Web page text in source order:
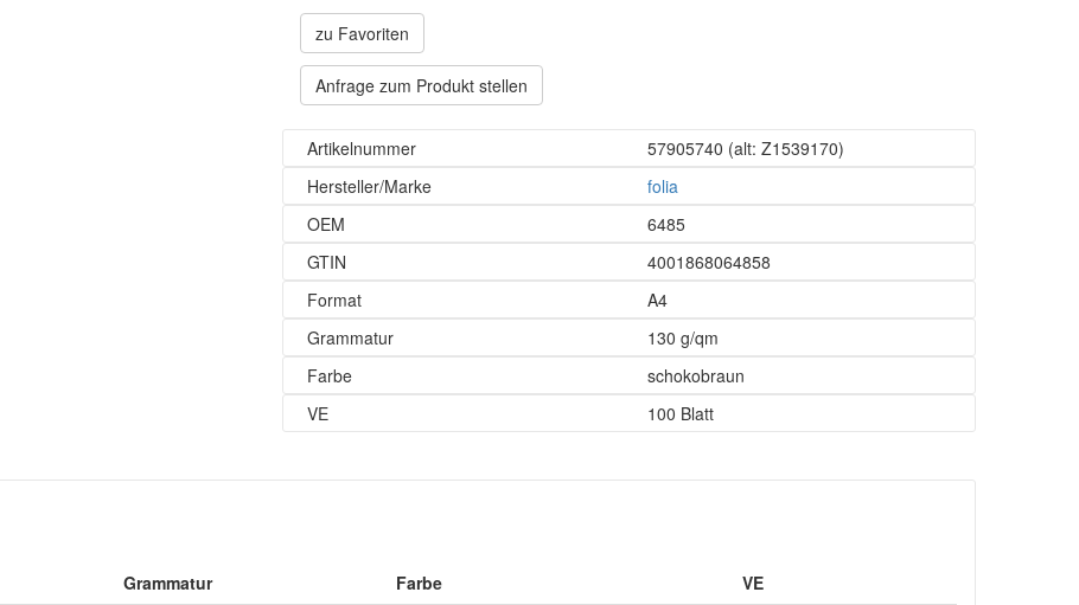
zu Favoriten
Anfrage zum Produkt stellen
Artikelnummer 57905740 (alt: Z1539170)
Hersteller/Marke
folia
OEM
6485
GTIN
4001868064858
Format
A4
Grammatur
130 g/qm
Farbe
schokobraun
VE
100 Blatt
Grammatur Farbe
VE